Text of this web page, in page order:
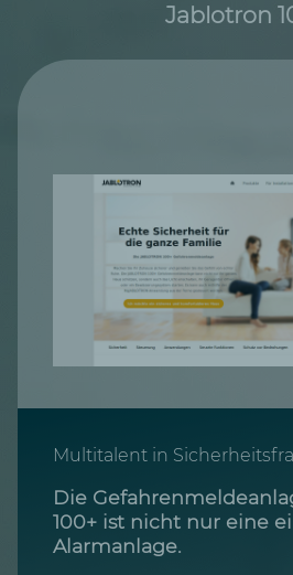
Jablotron
Multitalent in
Die
100+ ist nicht nur eine
Alarmanlage.